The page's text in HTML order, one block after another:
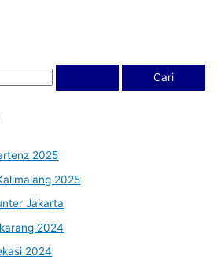
2025
2025
Jakarta
2024
2024